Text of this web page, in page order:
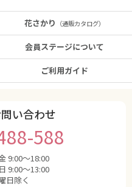
花さかり （通販カタログ）
会員ステージについて
ご利用ガイド
い合わせ
588
9:00〜18:00
9:00〜13:00
日除く